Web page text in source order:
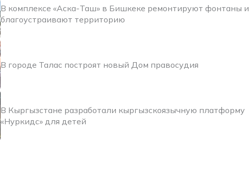
В комплексе «Аска-Таш» в Бишкеке ремонтируют фонтаны и
благоустраивают территорию
В городе Талас построят новый Дом правосудия
В Кыргызстане разработали кыргызскоязычную платформу
«Нуркидс» для детей